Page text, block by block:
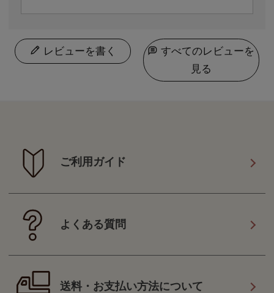
すべてのレビューを
見る
レビューを書く
ご利用ガイド
よくある質問
送料・お支払い方法について